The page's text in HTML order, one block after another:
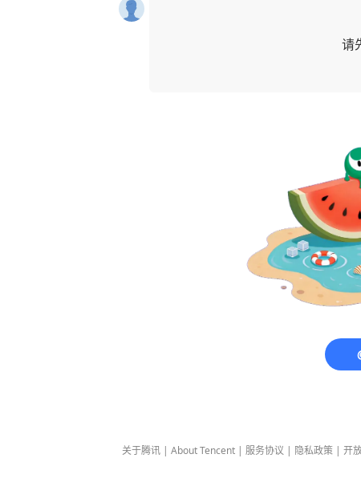
请
关于腾讯 | About Tencent | 服务协议 | 隐私政策 | 开